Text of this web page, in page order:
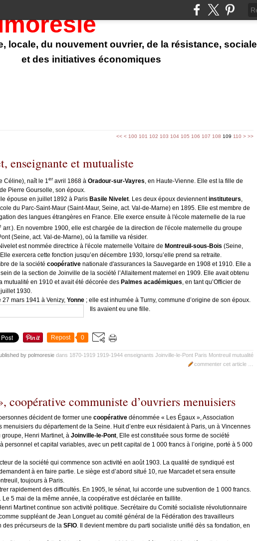
locale, du nouvement ouvrier, de la résistance, sociale
et des initiatives économiques
<< < 100 101 102 103 104 105 106 107 108 109 110 > >>
enseignante et mutualiste
Céline), naît le 1er avril 1868 à Oradour-sur-Vayres, en Haute-Vienne. Elle est la fille de
Pierre Goursolle, son époux.
épouse en juillet 1892 à Paris Basile Nivelet. Les deux époux deviennentinstituteurs,
du Parc-Saint-Maur (Saint-Maur, Seine, act. Val-de-Marne) en 1895. Elle est membre de
des langues étrangères en France. Elle exerce ensuite à l'école maternelle de la rue
arr.). En novembre 1900, elle est chargée de la direction de l'école maternelle du groupe
(Seine, act. Val-de-Marne), où la famille va résider.
est nommée directrice à l'école maternelle Voltaire de Montreuil-sous-Bois (Seine,
exercera cette fonction jusqu’en décembre 1930, lorsqu’elle prend sa retraite.
de la société coopérative nationale d'assurances la Sauvegarde en 1908 et 1910. Elle a
de la section de Joinville de la société l’Allaitement maternel en 1909. Elle avait obtenu
mutualité en 1910 et avait été décorée des Palmes académiques, en tant qu’Officier de
juillet 1930.
mars 1941 à Venizy, Yonne ; elle est inhumée à Turny, commune d’origine de son époux.
Ils avaient eu une fille.
Repost 0
by polmoresie dans 1870-1919 1919-1944 enseignants Joinville-le-Pont Paris Montreuil mutualité
commenter cet article
coopérative communiste d’ouvriers menuisiers
décident de former une coopérative dénommée « Les Égaux », Association
menuisiers du département de la Seine. Huit d’entre eux résidaient à Paris, un à Vincennes
Henri Martinet, à Joinville-le-Pont, Elle est constituée sous forme de société
personnel et capital variables, avec un petit capital de 1 000 francs à l’origine, porté à 5 000
de la société qui commence son activité en août 1903. La qualité de syndiqué est
à en faire partie. Le siège est d’abord situé 10, rue Marcadet et sera ensuite
toujours à Paris.
rapidement des difficultés. En 1905, le sénat, ‎lui accorde une subvention de 1 000 francs.
Le 5 mai de la même année, la coopérative est déclarée en faillite.
Martinet continue son activité politique. Secrétaire du Comité socialiste révolutionnaire
suppléant de Jean Longuet au comité général de la Fédération des travailleurs
des précurseurs de la SFIO. Il devient membre du parti socialiste unifié dès sa fondation, en